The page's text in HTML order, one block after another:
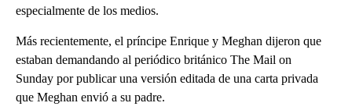
especialmente de los medios.
Más recientemente, el príncipe Enrique y Meghan dijeron que
estaban demandando al periódico británico The Mail on
Sunday por publicar una versión editada de una carta privada
que Meghan envió a su padre.